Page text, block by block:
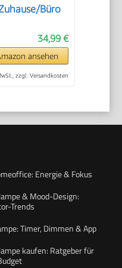
Büro
34,99 €
ansehen
zzgl. Versandkosten
Energie & Fokus
& Mood-Design:
Trends
Timer, Dimmen & App
kaufen: Ratgeber für